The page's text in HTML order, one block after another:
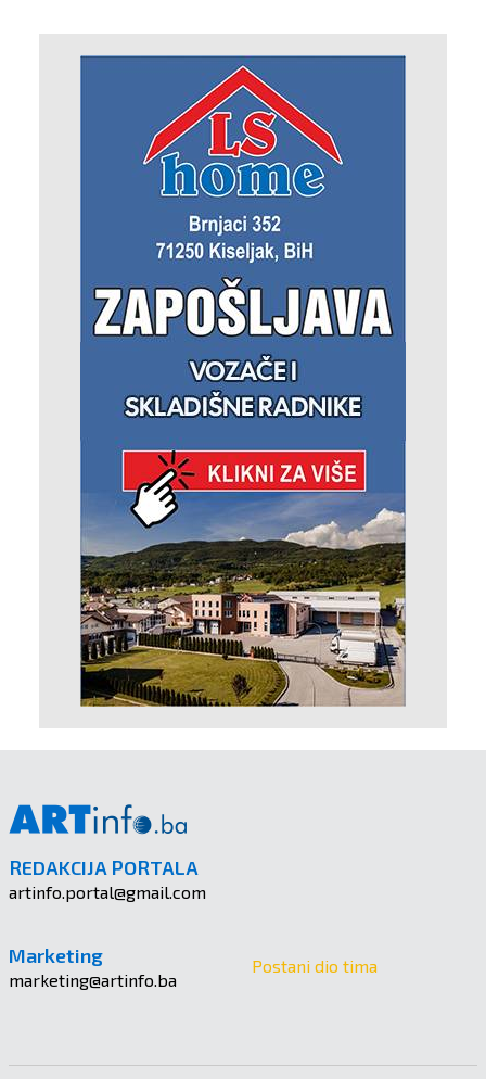
REDAKCIJA PORTALA
artinfo.portal@gmail.com
Marketing
marketing@artinfo.ba
Postani dio tima